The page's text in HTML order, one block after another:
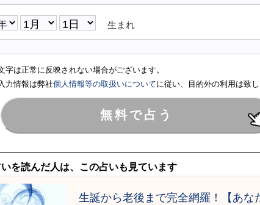
生まれ
は正常に反映されない場合がございます。
力情報は弊社個人情報等の取扱いについてに従い、目的外の利用は致し
を読んだ人は、この占いも見ています
生誕から老後まで完全網羅！【あな